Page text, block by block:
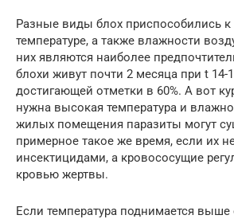
Разные виды блох приспособились
температуре, а также влажности
них являются наиболее
блохи живут почти 2 месяца при t 14-
достигающей отметки в 60%. А вот
нужна высокая температура и
жилых помещения паразиты могут
примерное такое же время, если их
инсектицидами, а кровососущие
кровью жертвы.
Если температура поднимается